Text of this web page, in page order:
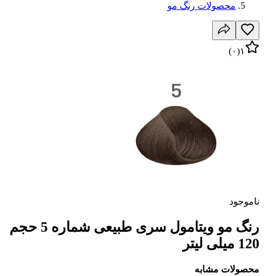
محصولات رنگ مو
۱(۰)
ناموجود
رنگ مو ویتامول سری طبیعی شماره 5 حجم
120 میلی لیتر
محصولات مشابه